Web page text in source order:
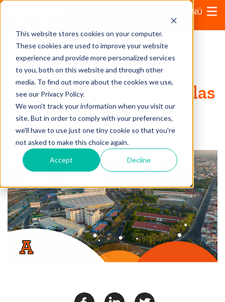
This website stores cookies on your computer.
These cookies are used to improve your website
experience and provide more personalized services
to you, both on this website and through other
media. To find out more about the cookies we use,
see our Privacy Policy.
We won't track your information when you visit our
site. But in order to comply with your preferences,
we'll have to use just one tiny cookie so that you're
not asked to make this choice again.
Accept Decline
MENÚ
Instalaciones de la
Universidad Anáhuac ¿las
mejores de Puebla?
30 de septiembre, 2024